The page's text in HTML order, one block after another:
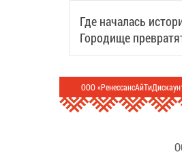
Где началась
Городище
туристический
ООО